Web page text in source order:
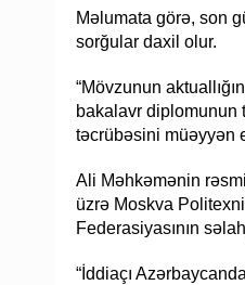
Məlumata görə, son
sorğular daxil olur.
“Mövzunun
bakalavr diplomunun
təcrübəsini müəyyən
Ali Məhkəmənin
üzrə Moskva
Federasiyasının
“İddiaçı